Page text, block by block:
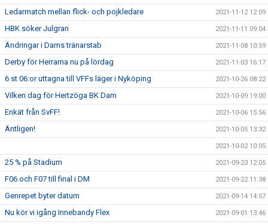
Ledarmatch mellan flick- och pojkledare 2021-11-12 12:09
HBK söker Julgran 2021-11-11 09:04
Ändringar i Dams tränarstab 2021-11-08 10:59
Derby för Herrarna nu på lördag 2021-11-03 16:17
6 st 06:or uttagna till VFFs läger i Nyköping 2021-10-26 08:22
Vilken dag för Hertzöga BK Dam 2021-10-09 19:00
Enkät från SvFF! 2021-10-06 15:56
Äntligen! 2021-10-05 13:32
2021-10-02 10:05
25 % på Stadium 2021-09-23 12:05
F06 och F07 till final i DM 2021-09-22 11:38
Genrepet byter datum 2021-09-14 14:57
Nu kör vi igång Innebandy Flex 2021-09-01 13:46